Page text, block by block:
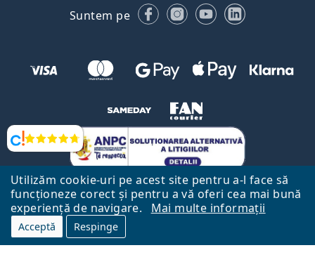
Utilizăm cookie-uri pe acest site pentru a-l face să
funcționeze corect și pentru a vă oferi cea mai bună
experiență de navigare.
Mai multe informații
Acceptă Respinge
Opinii
Suntem pe FacebookInstagram
YouTubeLinkedIn
Către Pagina Principală
Mai sus